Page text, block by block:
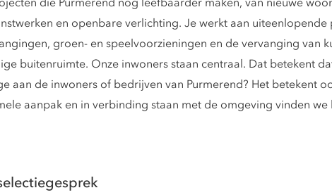
en openbare verlichting. Je werkt aan uiteenlopende
groen- en speelvoorzieningen en de vervanging van
buitenruimte. Onze inwoners staan centraal. Dat betekent
aan de inwoners of bedrijven van Purmerend? Het betekent
aanpak en in verbinding staan met de omgeving vinden we